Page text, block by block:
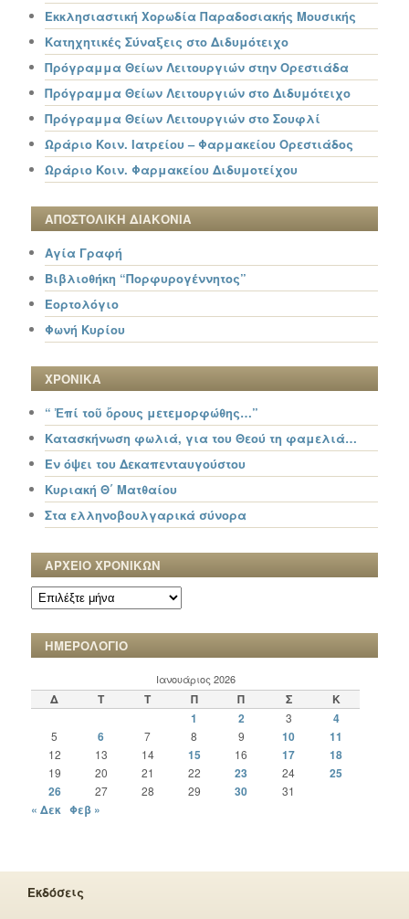
Εκκλησιαστική Χορωδία Παραδοσιακής Μουσικής
Κατηχητικές Σύναξεις στο Διδυμότειχο
Πρόγραμμα Θείων Λειτουργιών στην Ορεστιάδα
Πρόγραμμα Θείων Λειτουργιών στο Διδυμότειχο
Πρόγραμμα Θείων Λειτουργιών στο Σουφλί
Ωράριο Κοιν. Ιατρείου – Φαρμακείου Ορεστιάδος
Ωράριο Κοιν. Φαρμακείου Διδυμοτείχου
ΑΠΟΣΤΟΛΙΚΗ ΔΙΑΚΟΝΙΑ
Αγία Γραφή
Βιβλιοθήκη “Πορφυρογέννητος”
Εορτολόγιο
Φωνή Κυρίου
ΧΡΟΝΙΚΑ
“ Ἐπί τοῦ ὄρους μετεμορφώθης…”
Κατασκήνωση φωλιά, για του Θεού τη φαμελιά…
Εν όψει του Δεκαπενταυγούστου
Κυριακή Θ΄ Ματθαίου
Στα ελληνοβουλγαρικά σύνορα
ΑΡΧΕΙΟ ΧΡΟΝΙΚΩΝ
ΑΡΧΕΙΟ
ΧΡΟΝΙΚΩΝ
ΗΜΕΡΟΛΟΓΙΟ
Ιανουάριος 2026
Δ Τ Τ Π Π Σ
Κ
1
2 3 4
5 6 7 8 9 10 11
12 13 14 15 16 17 18
19 20 21 22 23 24
25
26
27 28 29 30 31
« Δεκ Φεβ »
Εκδόσεις